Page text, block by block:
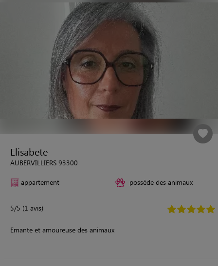
Elisabete
AUBERVILLIERS 93300
appartement possède des animaux
5/5 (1 avis)
Emante et amoureuse des animaux